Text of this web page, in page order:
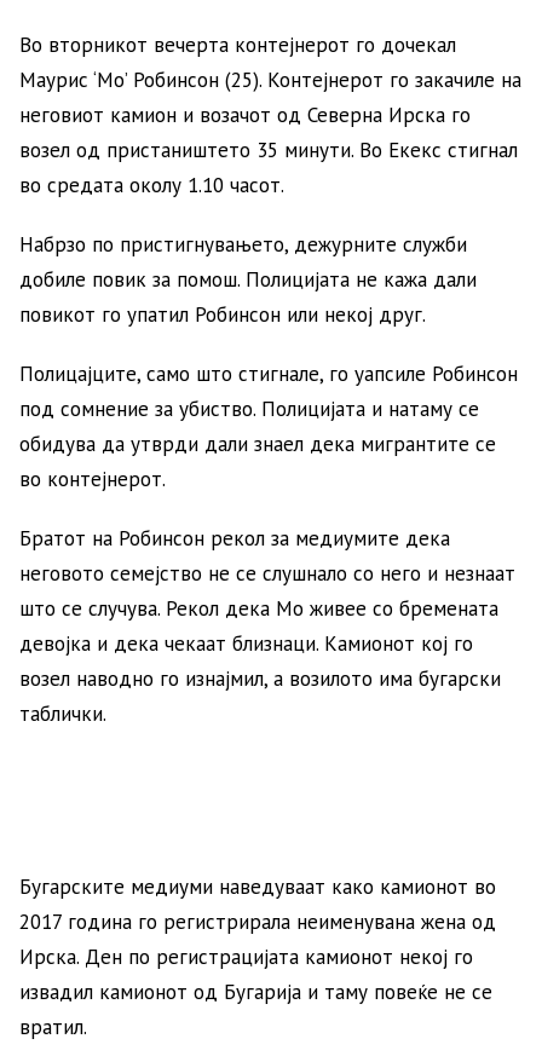
Во вторникот вечерта контејнерот го дочекал
Маурис ‘Мо’ Робинсон (25). Контејнерот го закачиле на
неговиот камион и возачот од Северна Ирска го
возел од пристаништето 35 минути. Во Екекс стигнал
во средата околу 1.10 часот.
Набрзо по пристигнувањето, дежурните служби
добиле повик за помош. Полицијата не кажа дали
повикот го упатил Робинсон или некој друг.
Полицајците, само што стигнале, го уапсиле Робинсон
под сомнение за убиство. Полицијата и натаму се
обидува да утврди дали знаел дека мигрантите се
во контејнерот.
Братот на Робинсон рекол за медиумите дека
неговото семејство не се слушнало со него и незнаат
што се случува. Рекол дека Мо живее со бремената
девојка и дека чекаат близнаци. Камионот кој го
возел наводно го изнајмил, а возилото има бугарски
таблички.
Бугарските медиуми наведуваат како камионот во
2017 година го регистрирала неименувана жена од
Ирска. Ден по регистрацијата камионот некој го
извадил камионот од Бугарија и таму повеќе не се
вратил.